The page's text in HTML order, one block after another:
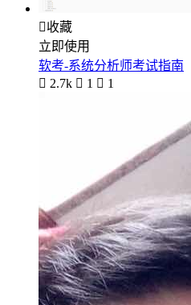
收藏
立即使用
软考-系统分析师考试指南
 2.7k  1  1